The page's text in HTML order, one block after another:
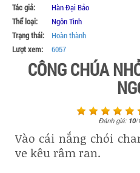
Tác giả:
Hàn Đại Bảo
Thể loại:
Ngôn Tình
Trạng thái:
Hoàn thành
Lượt xem:
6057
CÔNG CHÚA
Đánh giá: 10/
​Vào cái nắng chói
ve kêu râm ran.